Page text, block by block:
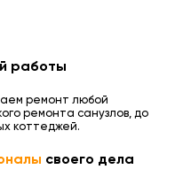
работы
ремонт любой
ремонта санузлов, до
коттеджей.
своего дела